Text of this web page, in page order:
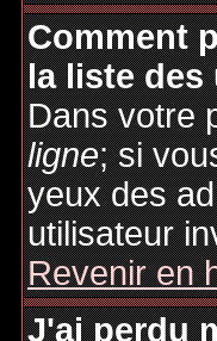
Comment
la liste des
Dans votre
ligne; si
yeux des
utilisateur
Revenir en
J'ai perdu